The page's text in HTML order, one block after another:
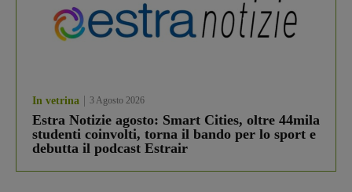
In vetrina 3 Agosto 2026
Estra Notizie agosto: Smart Cities, oltre 44mila
studenti coinvolti, torna il bando per lo sport e
debutta il podcast Estrair